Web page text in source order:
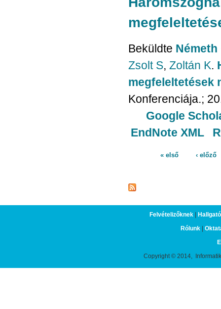
Beküldte Németh
Zsolt S, Zoltán K.
megfeleltetések
Konferenciája.;
Google
EndNote XML
« első ‹ előző
Felvételizőknek
Rólunk |
Copyright © 2014,